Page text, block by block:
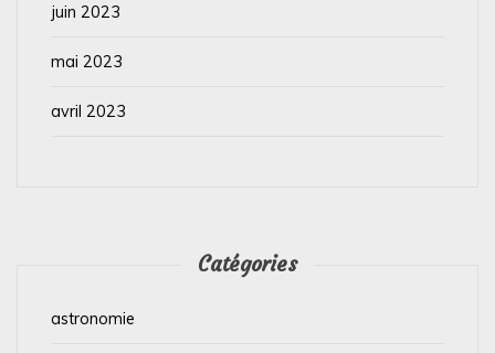
juin 2023
mai 2023
avril 2023
Catégories
astronomie